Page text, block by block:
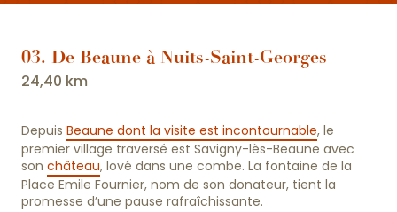
03. De Beaune à Nuits-Saint-Georges
24,40 km
Depuis Beaune dont la visite est incontournable, le
premier village traversé est Savigny-lès-Beaune avec
son château, lové dans une combe. La fontaine de la
Place Emile Fournier, nom de son donateur, tient la
promesse d’une pause rafraîchissante.